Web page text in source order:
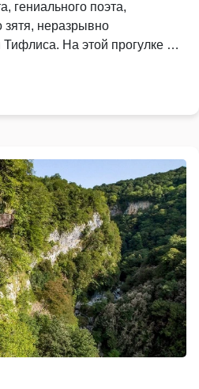
гениального поэта,
зятя, неразрывно
Тифлиса. На этой прогулке …